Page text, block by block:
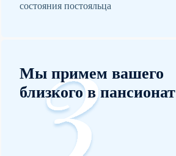
состояния постояльца
Мы примем вашего
близкого в пансионат